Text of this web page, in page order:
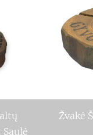
Žvakė